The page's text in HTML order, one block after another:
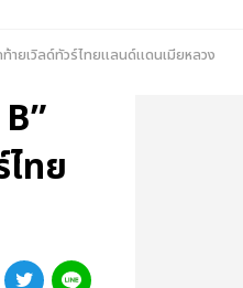
ายเวิลด์ทัวร์ไทยแลนด์แดนเมียหลวง
ทย